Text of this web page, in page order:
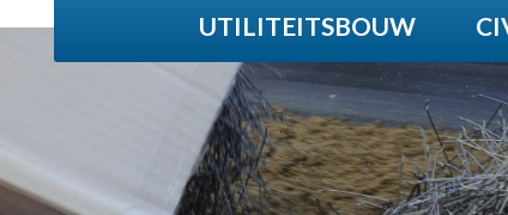
UTILITEITSBOUW